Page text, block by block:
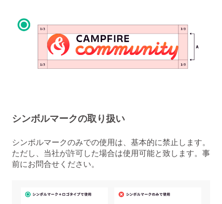
シンボルマークの取り扱い
シンボルマークのみでの使用は、基本的に禁止します。
ただし、当社が許可した場合は使用可能と致します。事
前にお問合せください。